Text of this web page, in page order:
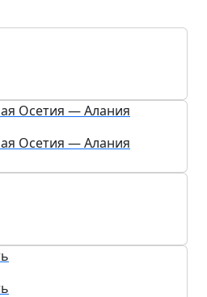
Осетия — Алания